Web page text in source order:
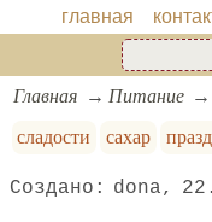
главная
Главная Питание
сладости
сахар
dona